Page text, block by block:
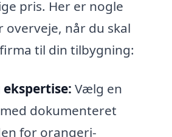
pris. Her er nogle
når du skal
til din tilbygning:
Vælg en
dokumenteret
for orangeri-